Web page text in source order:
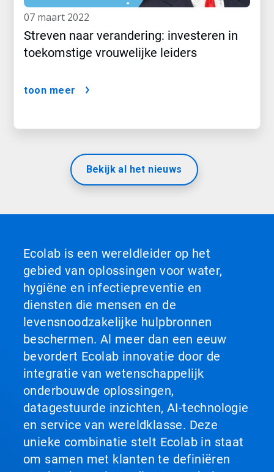
07 maart 2022
Streven naar verandering: investeren in
toekomstige vrouwelijke leiders
toon meer
Bekijk al het nieuws
Ecolab is een wereldleider op het
gebied van oplossingen voor water,
hygiëne en infectiepreventie en
diensten die mensen en de
levensnoodzakelijke hulpbronnen
beschermen. Al meer dan een eeuw
bevordert Ecolab innovatie door de
integratie van wetenschappelijk
onderbouwde oplossingen,
datagestuurde inzichten, AI-technologie
en service van wereldklasse. Deze
unieke combinatie stelt Ecolab in staat
om samen met klanten te definiëren